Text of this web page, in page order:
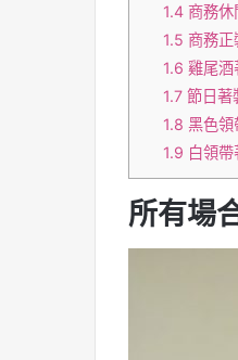
1.4 商務休
1.5 商務正
1.6 雞尾酒
1.7 節日著
1.8 黑色領
1.9 白領
所有場